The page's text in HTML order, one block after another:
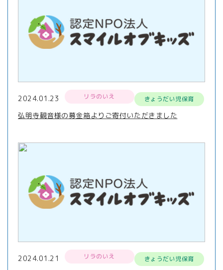
2024.01.23 リラのいえ きょうだい児保育
弘明寺観音様の募金箱よりご寄付いただきました
2024.01.21 リラのいえ きょうだい児保育